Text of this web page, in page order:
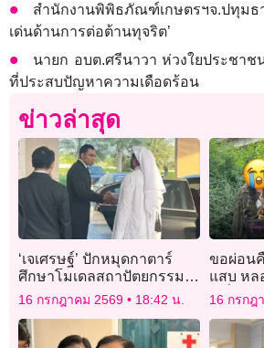
สำนักงานพิพิธภัณฑ์เกษตรฯจ.ปทุมธ
เด่นด้านการต่อต้านทุจริต’
นายก อบต.ศรีนาวา ห่วงใยประชาช
ที่ประสบปัญหาความเดือดร้อน
ข่าวล่าสุด
‘เจเศรษฐ์’ ปักหมุดกาตาร์
ศึกษาโมเดลสถาปัตยกรรม
ร่วมสมัย ยกระดับงานท้อง
ถิ่น-รุดเยี่ยมให้กำลังใจทีม
สถานทูตโดฮา
16 กรกฎาคม 2569 18:42 น.
ขอผ่อน
แสบ หล
เหยื่อสู
16 กรกฎ